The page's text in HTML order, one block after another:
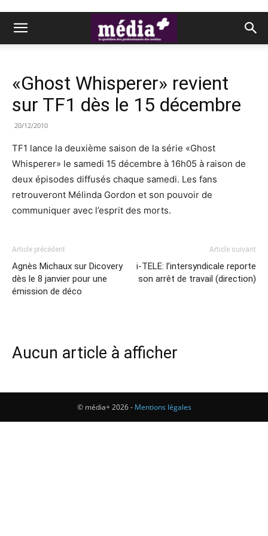
«Ghost Whisperer» revient
sur TF1 dès le 15 décembre
20/12/2010
TF1 lance la deuxième saison de la série «Ghost
Whisperer» le samedi 15 décembre à 16h05 à raison de
deux épisodes diffusés chaque samedi. Les fans
retrouveront Mélinda Gordon et son pouvoir de
communiquer avec l’esprit des morts.
Article précédent
Agnès Michaux sur Dicovery
dès le 8 janvier pour une
émission de déco
Article suivant
i-TELE: l’intersyndicale reporte
son arrêt de travail (direction)
Aucun article à afficher
© média+ 2026 - Mentions légales